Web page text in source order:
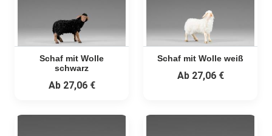
Schaf mit Wolle
schwarz
Ab27,06 €
Schaf mit Wolle weiß
Ab27,06 €